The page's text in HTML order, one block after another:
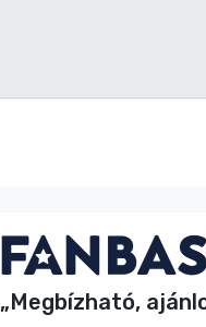
„Megbízható,
Név nélkül
2026. 08. 08.